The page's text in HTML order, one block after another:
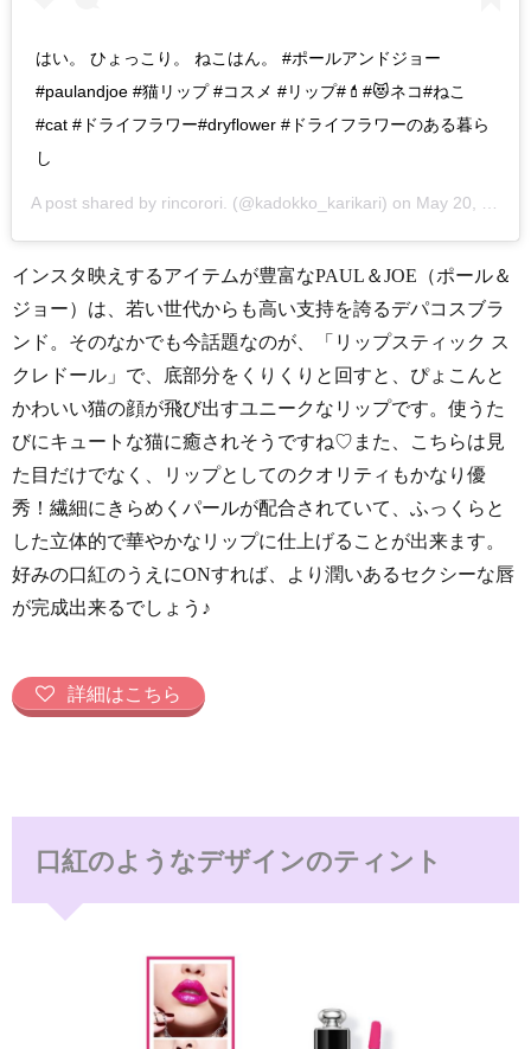
はい。 ひょっこり。 ねこはん。 #ポールアンドジョー
#paulandjoe #猫リップ #コスメ #リップ#💄#😻ネコ#ねこ
#cat #ドライフラワー#dryflower #ドライフラワーのある暮ら
し
A post shared by rincorori. (@kadokko_karikari) on May 20, 2018 at 12:50am PDT
インスタ映えするアイテムが豊富なPAUL＆JOE（ポール＆
ジョー）は、若い世代からも高い支持を誇るデパコスブラ
ンド。そのなかでも今話題なのが、「リップスティック ス
クレドール」で、底部分をくりくりと回すと、ぴょこんと
かわいい猫の顔が飛び出すユニークなリップです。使うた
びにキュートな猫に癒されそうですね♡また、こちらは見
た目だけでなく、リップとしてのクオリティもかなり優
秀！繊細にきらめくパールが配合されていて、ふっくらと
した立体的で華やかなリップに仕上げることが出来ます。
好みの口紅のうえにONすれば、より潤いあるセクシーな唇
が完成出来るでしょう♪
詳細はこちら
口紅のようなデザインのティント